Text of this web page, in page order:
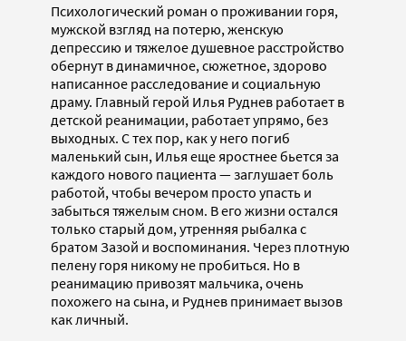
Психологический роман о проживании горя,
мужской взгляд на потерю, женскую
депрессию и тяжелое душевное расстройство
обернут в динамичное, сюжетное, здорово
написанное расследование и социальную
драму. Главный герой Илья Руднев работает в
детской реанимации, работает упрямо, без
выходных. С тех пор, как у него погиб
маленький сын, Илья еще яростнее бьется за
каждого нового пациента — заглушает боль
работой, чтобы вечером просто упасть и
забыться тяжелым сном. В его жизни остался
только старый дом, утренняя рыбалка с
братом Зазой и воспоминания. Через плотную
пелену горя никому не пробиться. Но в
реанимацию привозят мальчика, очень
похожего на сына, и Руднев принимает вызов
как личный.